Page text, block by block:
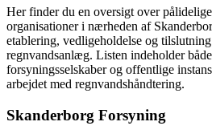
Her finder du en oversigt over
organisationer i nærheden af
etablering, vedligeholdelse og
regnvandsanlæg. Listen indeholder
forsyningsselskaber og offentlige
arbejdet med regnvandshåndtering.
Skanderborg Forsyning